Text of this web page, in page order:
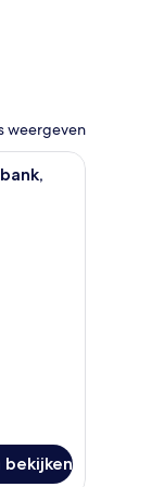
weekend aug
weergeven
bed, een stoel en een
bekijken